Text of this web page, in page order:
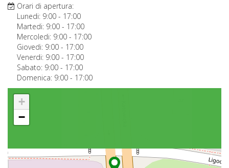
Orari di apertura:
Lunedi: 9:00 - 17:00
Martedi: 9:00 - 17:00
Mercoledi: 9:00 - 17:00
Giovedi: 9:00 - 17:00
Venerdi: 9:00 - 17:00
Sabato: 9:00 - 17:00
Domenica: 9:00 - 17:00
+
−